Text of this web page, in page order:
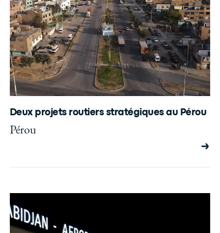
Deux projets routiers stratégiques au Pérou
Pérou